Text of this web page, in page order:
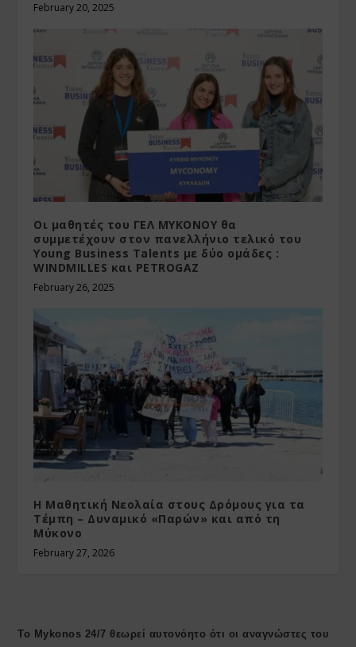
February 20, 2025
Οι μαθητές του ΓΕΛ ΜΥΚΟΝΟΥ θα
συμμετέχουν στον πανελλήνιο τελικό του
Young Business Talents με δύο ομάδες :
WINDMILLES και PETROGAZ
February 26, 2025
Η Μαθητική Νεολαία στους Δρόμους για τα
Τέμπη – Δυναμικό «Παρών» και από τη
Μύκονο
February 27, 2026
Το Mykonos 24/7 θεωρεί αυτονόητο ότι οι αναγνώστες του